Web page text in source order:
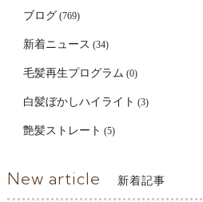
ブログ (769)
新着ニュース (34)
毛髪再生プログラム (0)
白髪ぼかしハイライト (3)
艶髪ストレート (5)
New article 新着記事